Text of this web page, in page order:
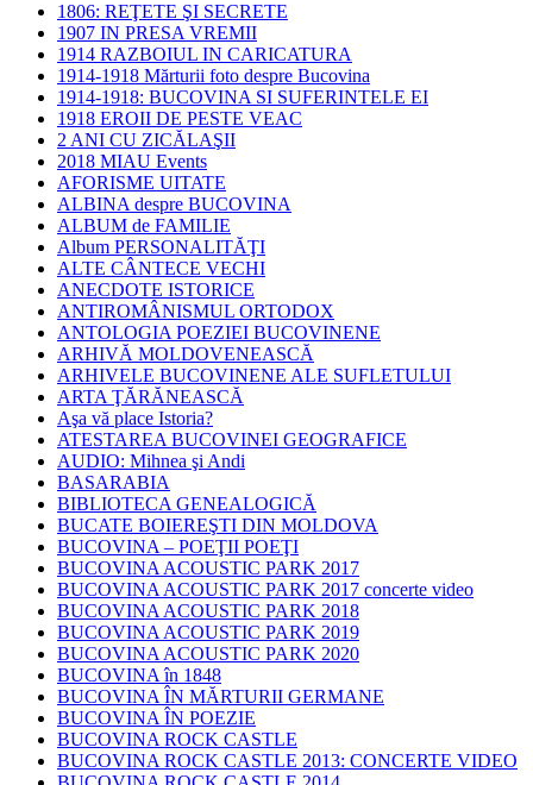
1806: REŢETE ŞI SECRETE
1907 IN PRESA VREMII
1914 RAZBOIUL IN CARICATURA
1914-1918 Mărturii foto despre Bucovina
1914-1918: BUCOVINA SI SUFERINTELE EI
1918 EROII DE PESTE VEAC
2 ANI CU ZICĂLAŞII
2018 MIAU Events
AFORISME UITATE
ALBINA despre BUCOVINA
ALBUM de FAMILIE
Album PERSONALITĂŢI
ALTE CÂNTECE VECHI
ANECDOTE ISTORICE
ANTIROMÂNISMUL ORTODOX
ANTOLOGIA POEZIEI BUCOVINENE
ARHIVĂ MOLDOVENEASCĂ
ARHIVELE BUCOVINENE ALE SUFLETULUI
ARTA ŢĂRĂNEASCĂ
Aşa vă place Istoria?
ATESTAREA BUCOVINEI GEOGRAFICE
AUDIO: Mihnea şi Andi
BASARABIA
BIBLIOTECA GENEALOGICĂ
BUCATE BOIEREŞTI DIN MOLDOVA
BUCOVINA – POEŢII POEŢI
BUCOVINA ACOUSTIC PARK 2017
BUCOVINA ACOUSTIC PARK 2017 concerte video
BUCOVINA ACOUSTIC PARK 2018
BUCOVINA ACOUSTIC PARK 2019
BUCOVINA ACOUSTIC PARK 2020
BUCOVINA în 1848
BUCOVINA ÎN MĂRTURII GERMANE
BUCOVINA ÎN POEZIE
BUCOVINA ROCK CASTLE
BUCOVINA ROCK CASTLE 2013: CONCERTE VIDEO